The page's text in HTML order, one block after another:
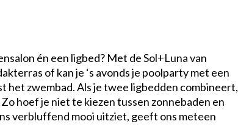
én een ligbed? Met de Sol+Luna van
of kan je ‘s avonds je poolparty met een
zwembad. Als je twee ligbedden combineert,
hoef je niet te kiezen tussen zonnebaden en
verbluffend mooi uitziet, geeft ons meteen